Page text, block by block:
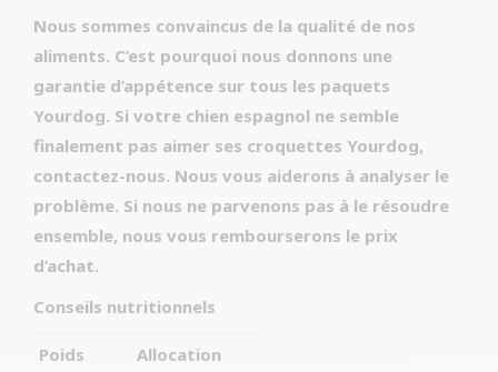
Nous sommes convaincus de la qualité de nos
aliments. C’est pourquoi nous donnons une
garantie d’appétence sur tous les paquets
Yourdog. Si votre chien espagnol ne semble
finalement pas aimer ses croquettes Yourdog,
contactez-nous. Nous vous aiderons à analyser le
problème. Si nous ne parvenons pas à le résoudre
ensemble, nous vous rembourserons le prix
d’achat.
Conseils nutritionnels
Poids
Allocation